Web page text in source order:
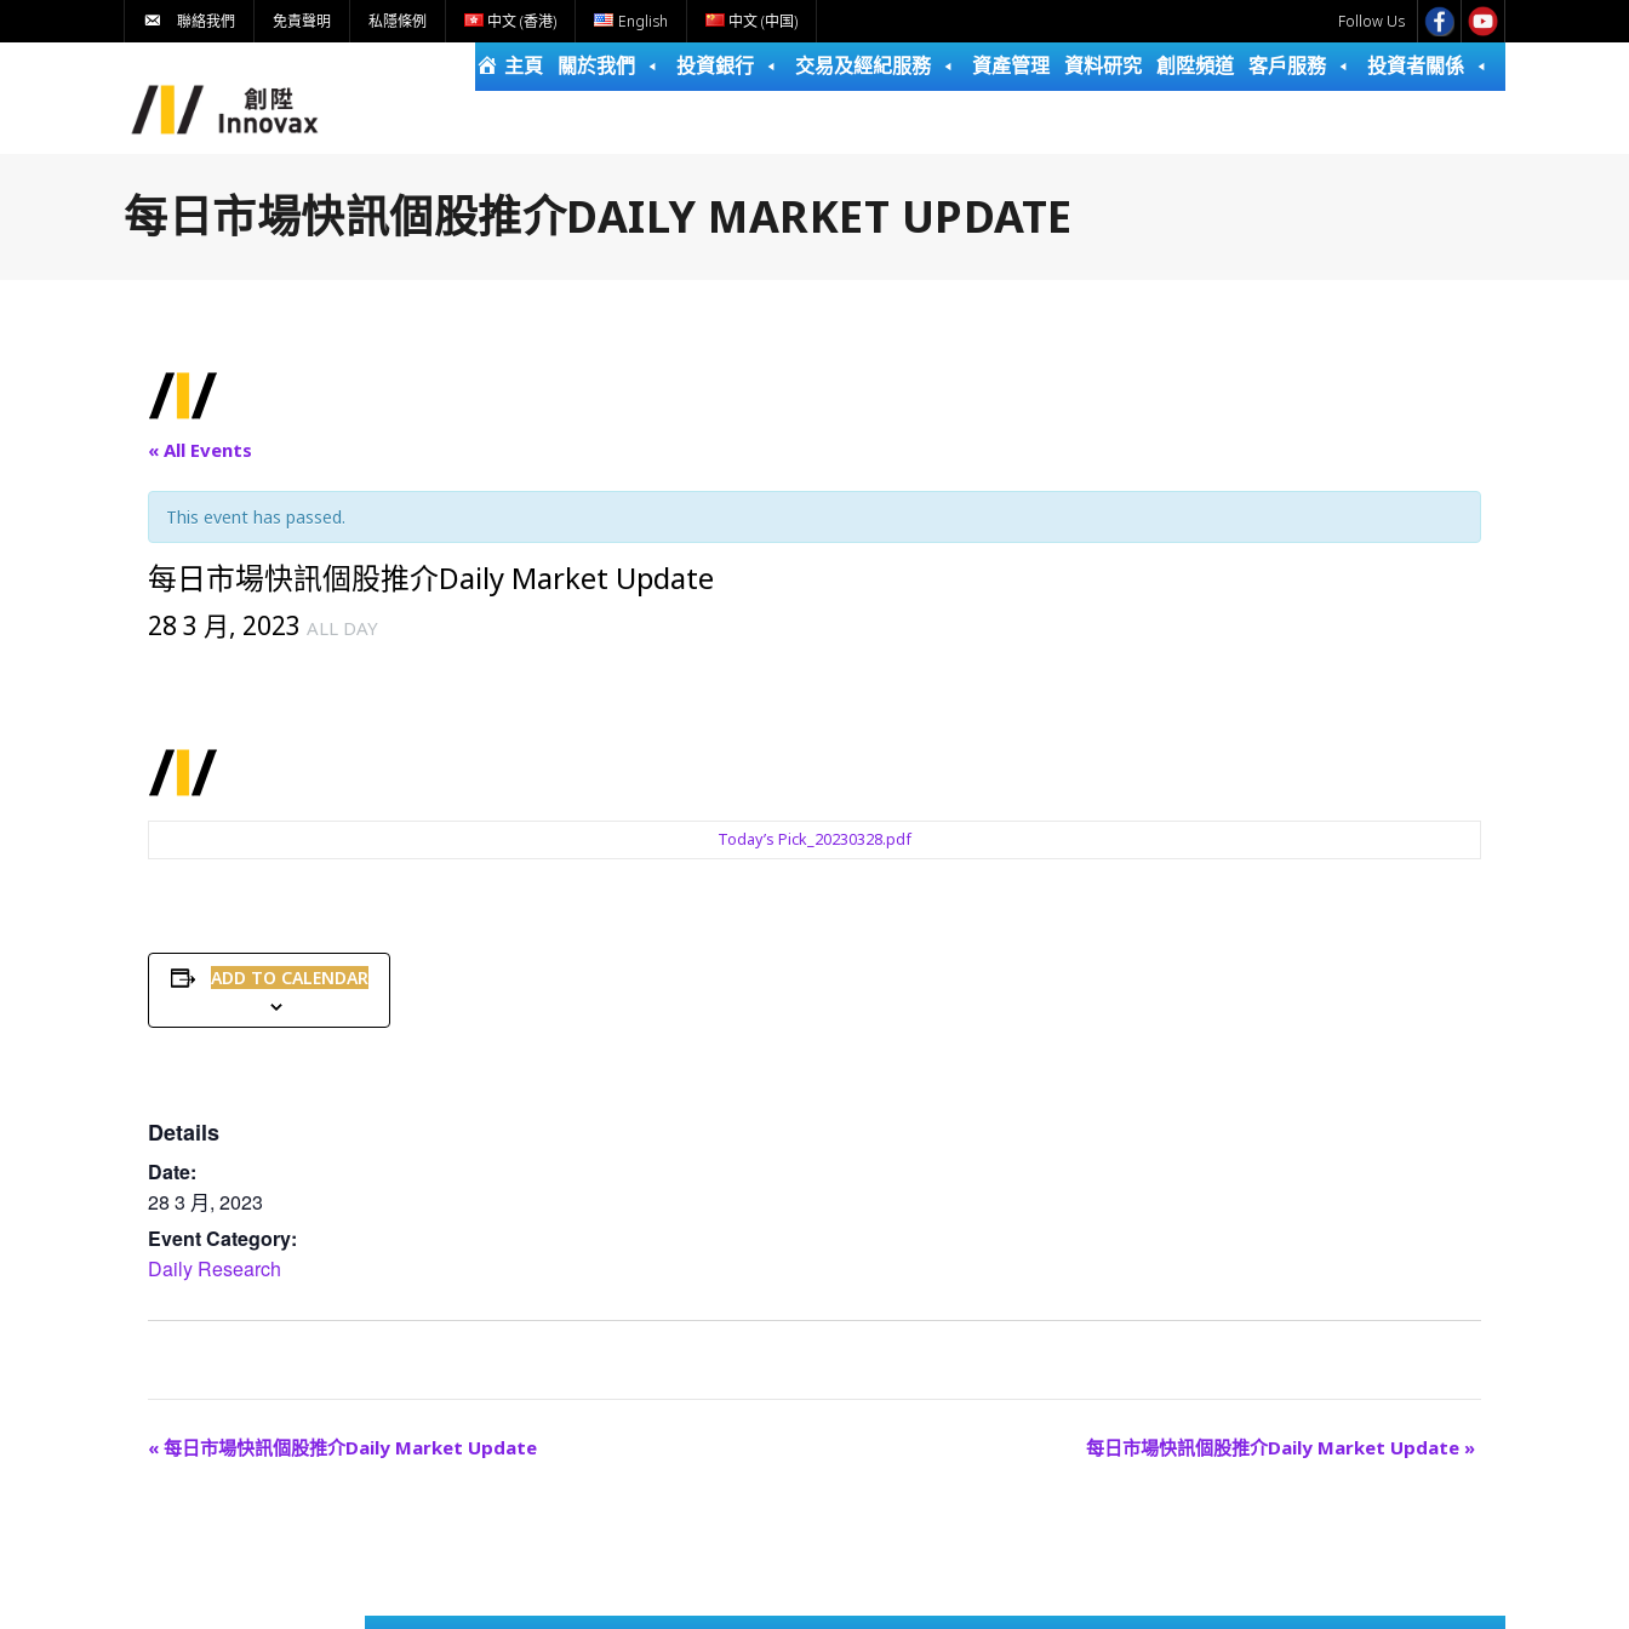
聯絡我們 免責聲明 私隱條例 中文 (香港) English 中文 (中国) Follow Us
主頁 關於我們 投資銀行 交易及經紀服務 資產管理 資料研究 創陞頻道 客戶服務 投資者關係
每日市場快訊個股推介DAILY MARKET UPDATE
« All Events
This event has passed.
每日市場快訊個股推介Daily Market Update
28 3 月, 2023 ALL DAY
Today’s Pick_20230328.pdf
ADD TO CALENDAR
Details
Date:
28 3 月, 2023
Event Category:
Daily Research
E
« 每日市場快訊個股推介Daily Market Update 每日市場快訊個股推介Daily Market Update »